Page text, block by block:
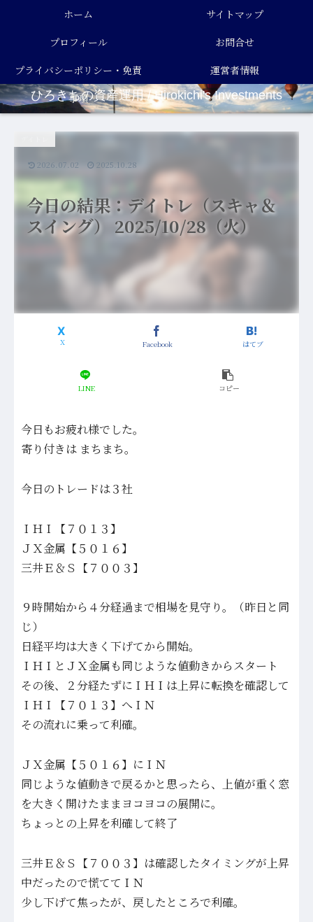
ひろきちの資産運用 / Hirokichi's Investments
ホーム
サイトマップ
プロフィール
お問合せ
プライバシーポリシー・免責
事項
運営者情報
今日の結果：デイトレ（スキャ＆
スイング） 2025/10/28（火）
Facebook はてブ
LINE コピー
2026.07.02 2025.10.28
今日もお疲れ様でした。
寄り付きは まちまち。
今日のトレードは３社
ＩＨＩ【７０１３】
ＪＸ金属【５０１６】
三井Ｅ＆Ｓ【７００３】
９時開始から４分経過まで相場を見守り。（昨日と同
じ）
日経平均は大きく下げてから開始。
ＩＨＩとＪＸ金属も同じような値動きからスタート
その後、２分経たずにＩＨＩは上昇に転換を確認して
ＩＨＩ【７０１３】へＩＮ
その流れに乗って利確。
ＪＸ金属【５０１６】にＩＮ
同じような値動きで戻るかと思ったら、上値が重く窓
を大きく開けたままヨコヨコの展開に。
ちょっとの上昇を利確して終了
三井Ｅ＆Ｓ【７００３】は確認したタイミングが上昇
中だったので慌ててＩＮ
少し下げて焦ったが、戻したところで利確。